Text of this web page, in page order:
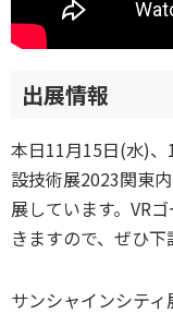
出展情報
本日11月15日(水)
設技術展2023関東
展しています。VR
きますので、ぜひ下
サンシャインシティ